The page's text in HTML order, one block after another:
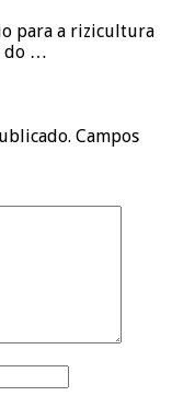
para a rizicultura
do …
Campos